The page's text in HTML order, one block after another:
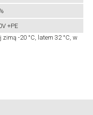
+PE
-20 °C, latem 32 °C, w